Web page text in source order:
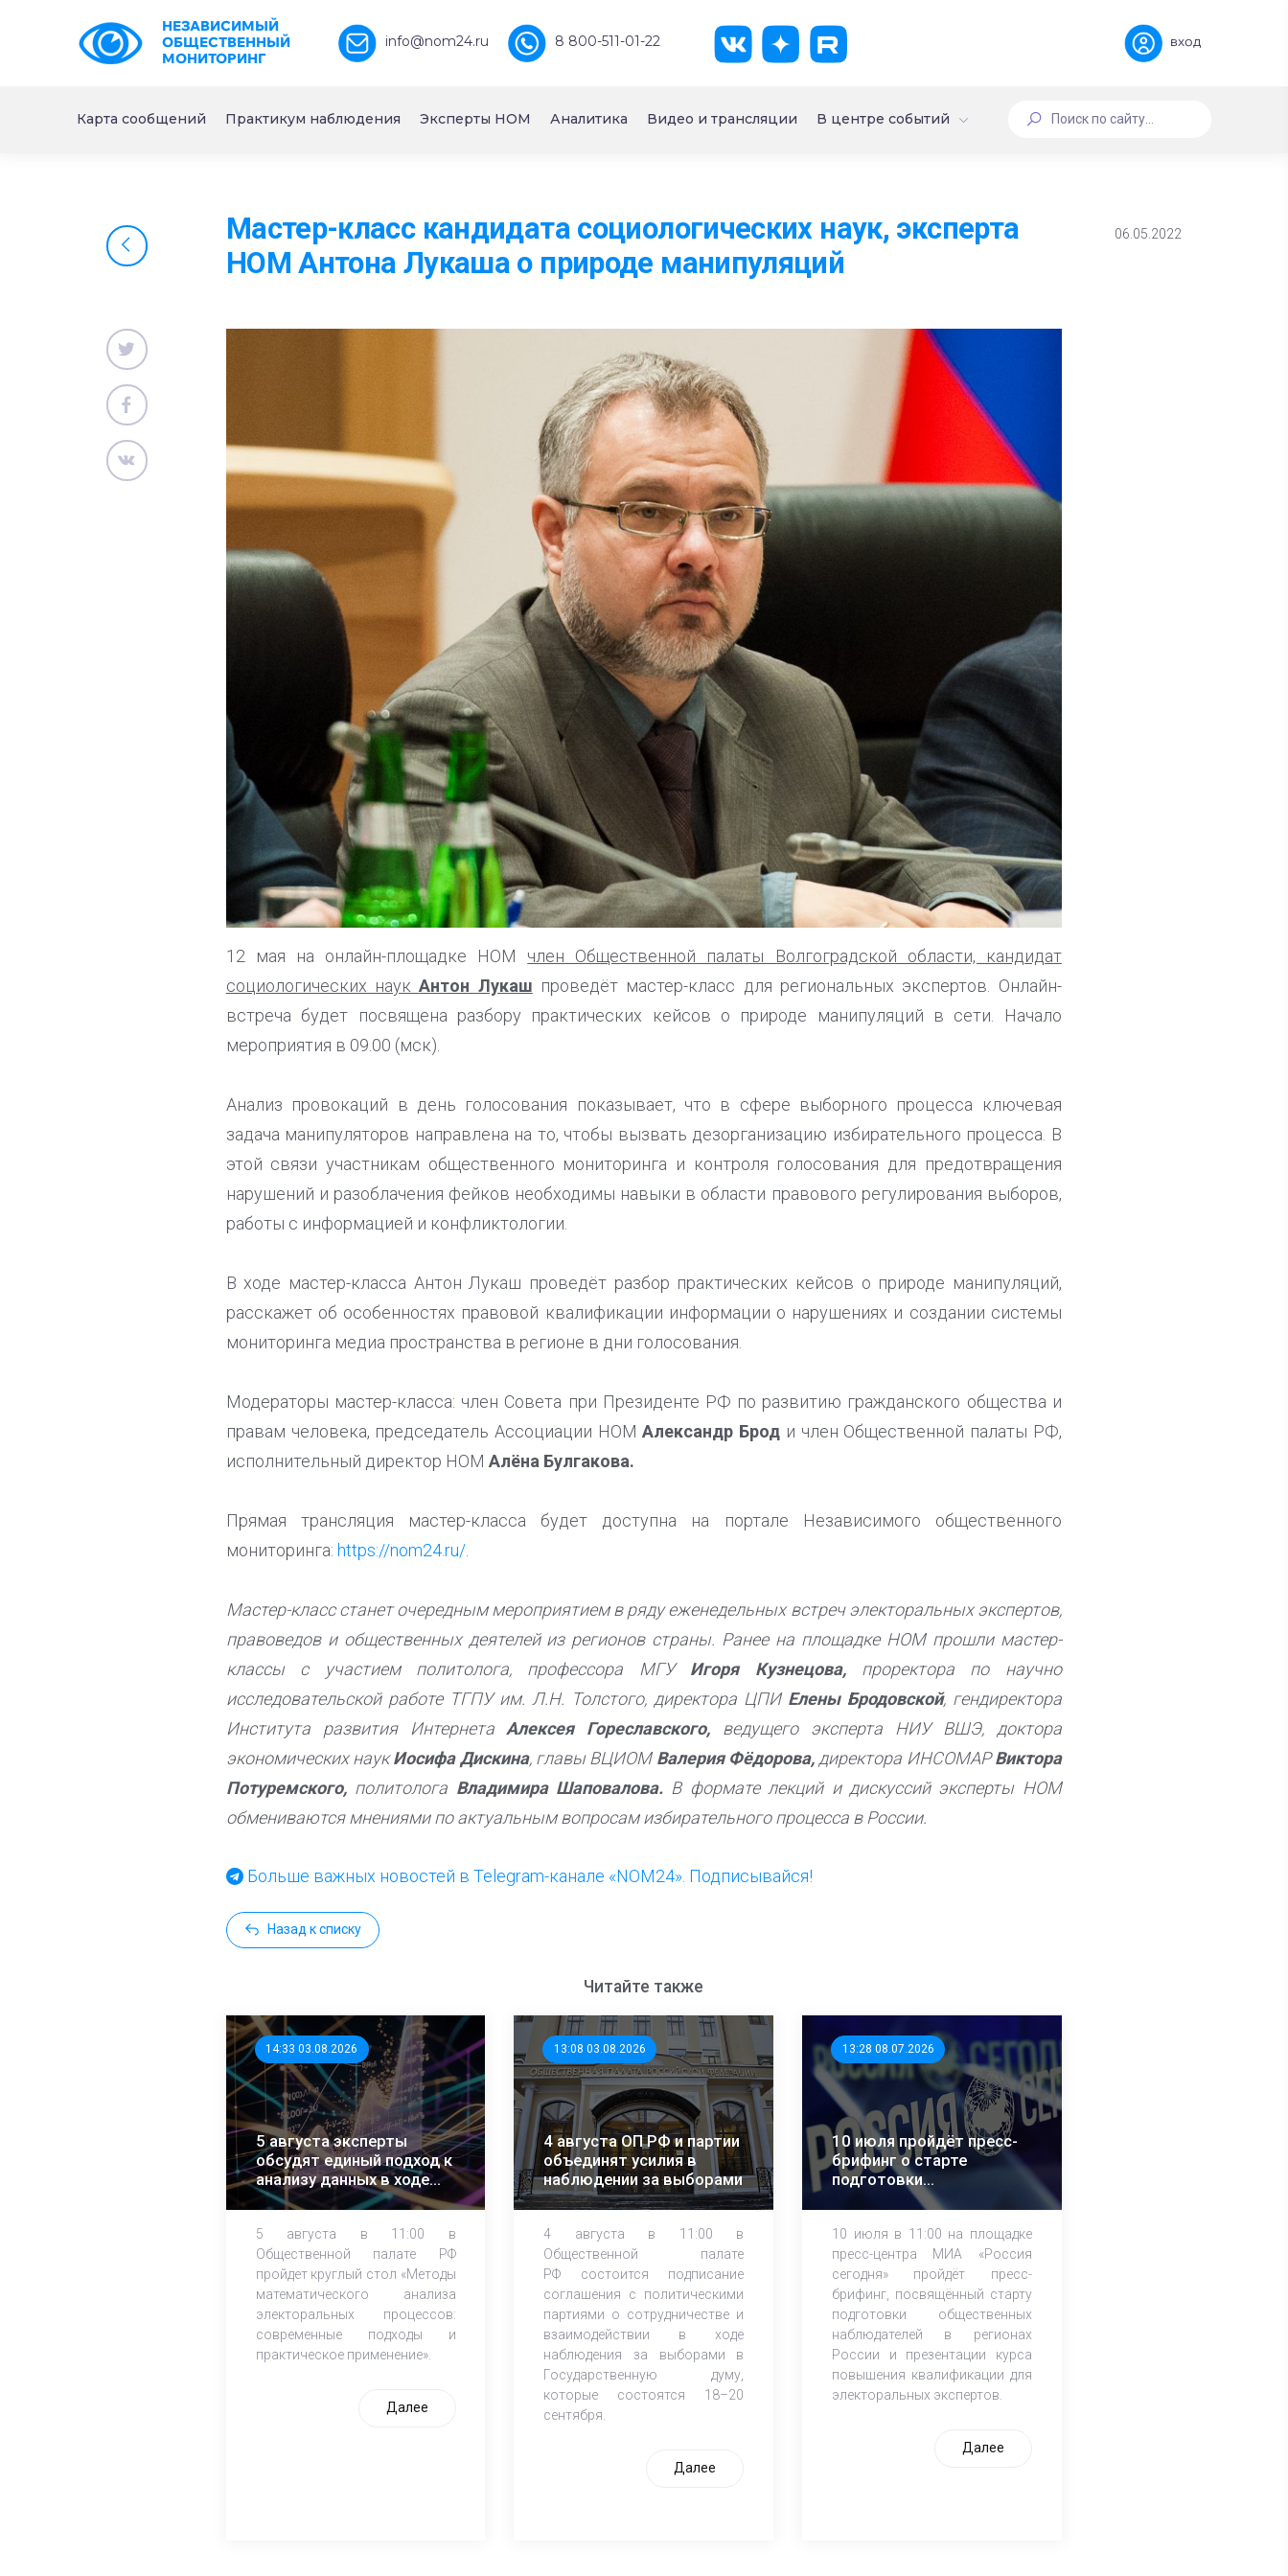
НЕЗАВИСИМЫЙ
ОБЩЕСТВЕННЫЙ
МОНИТОРИНГ
info@nom24.ru 8 800-511-01-22 вход
Карта сообщений Практикум наблюдения Эксперты НОМ Аналитика Видео и трансляции В центре событий
Мастер-класс кандидата социологических наук, эксперта
НОМ Антона Лукаша о природе манипуляций
06.05.2022
12 мая на онлайн-площадке НОМ член Общественной палаты Волгоградской области, кандидат
социологических наукАнтон Лукаш проведёт мастер-класс для региональных экспертов. Онлайн-
встреча будет посвящена разбору практических кейсов о природе манипуляций в сети. Начало
мероприятия в 09.00 (мск).
Анализ провокаций в день голосования показывает, что в сфере выборного процесса ключевая
задача манипуляторов направлена на то, чтобы вызвать дезорганизацию избирательного процесса. В
этой связи участникам общественного мониторинга и контроля голосования для предотвращения
нарушений и разоблачения фейков необходимы навыки в области правового регулирования выборов,
работы с информацией и конфликтологии.
В ходе мастер-класса Антон Лукаш проведёт разбор практических кейсов о природе манипуляций,
расскажет об особенностях правовой квалификации информации о нарушениях и создании системы
мониторинга медиа пространства в регионе в дни голосования.
Модераторы мастер-класса: член Совета при Президенте РФ по развитию гражданского общества и
правам человека, председатель Ассоциации НОМАлександр Брод и член Общественной палаты РФ,
исполнительный директор НОМ Алёна Булгакова.
Прямая трансляция мастер-класса будет доступна на портале Независимого общественного
мониторинга: https://nom24.ru/.
Мастер-класс станет очередным мероприятием в ряду еженедельных встреч электоральных экспертов,
правоведов и общественных деятелей из регионов страны. Ранее на площадке НОМ прошли мастер-
классы с участием политолога, профессора МГУ Игоря Кузнецова,проректора по научно
исследовательской работе ТГПУ им. Л.Н. Толстого, директора ЦПИ Елены Бродовской, гендиректора
Института развития ИнтернетаАлексея Гореславского, ведущего эксперта НИУ ВШЭ, доктора
экономических наукИосифа Дискина, главы ВЦИОМ Валерия Фёдорова,директора ИНСОМАРВиктора
Потуремского, политолога Владимира Шаповалова. В формате лекций и дискуссий эксперты НОМ
обмениваются мнениями по актуальным вопросам избирательного процесса в России.
Больше важных новостей в Telegram-канале «NOM24». Подписывайся!
Назад к списку
Читайте также
14:33 03.08.2026
5 августа эксперты
обсудят единый подход к
анализу данных в ходе
ЕДГ-2026
5 августа в 11:00 в
Общественной палате РФ
пройдет круглый стол «Методы
математического анализа
электоральных процессов:
современные подходы и
практическое применение».
Далее
13:08 03.08.2026
4 августа ОП РФ и партии
объединят усилия в
наблюдении за выборами
4 августа в 11:00 в
Общественной палате
РФ состоится подписание
соглашения с политическими
партиями о сотрудничестве и
взаимодействии в ходе
наблюдения за выборами в
Государственную думу,
которые состоятся 18–20
сентября.
Далее
13:28 08.07.2026
10 июля пройдёт пресс-
брифинг о старте
подготовки
общественных
10 июля в 11:00 на площадке
пресс-центра МИА «Россия
сегодня» пройдёт пресс-
брифинг, посвящённый cтарту
подготовки общественных
наблюдателей в регионах
России и презентации курса
повышения квалификации для
электоральных экспертов.
Далее